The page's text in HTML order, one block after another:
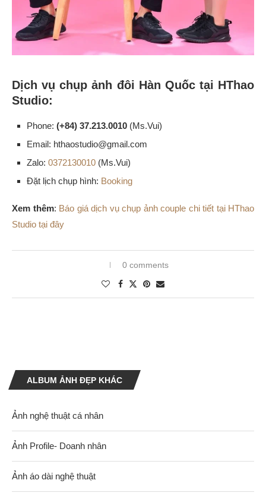
Dịch vụ chụp ảnh đôi Hàn Quốc tại HThao
Studio:
Phone: (+84) 37.213.0010 (Ms.Vui)
Email: hthaostudio@gmail.com
Zalo: 0372130010 (Ms.Vui)
Đặt lịch chụp hình: Booking
Xem thêm: Báo giá dịch vụ chụp ảnh couple chi tiết tại HThao
Studio tại đây
0 comments
ALBUM ẢNH ĐẸP KHÁC
Ảnh nghệ thuật cá nhân
Ảnh Profile- Doanh nhân
Ảnh áo dài nghệ thuật